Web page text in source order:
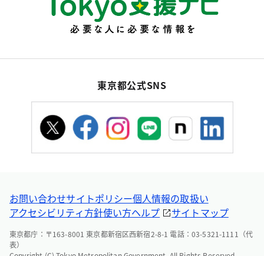
東京都公式SNS
お問い合わせサイトポリシー個人情報の取扱い
アクセシビリティ方針使い方ヘルプ サイトマップ
東京都庁：〒163-8001 東京都新宿区西新宿2-8-1 電話：03-5321-1111（代
表）